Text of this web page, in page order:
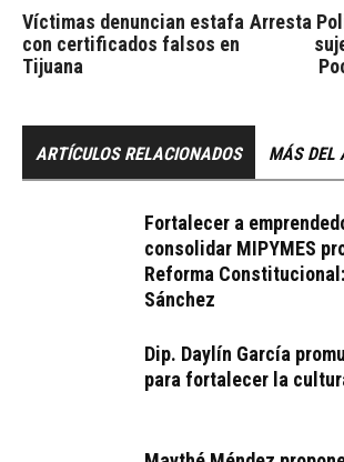
Víctimas denuncian estafa
con certificados falsos en
Tijuana
Arresta
ARTÍCULOS RELACIONADOS MÁS DEL
Fortalecer a
consolidar MIPYMES
Reforma
Sánchez
Dip. Daylín García
para fortalecer la